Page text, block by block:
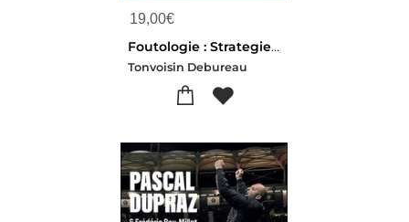
19,00€
Foutologie : Strategie De Survie Pour Preserver Son Energie
Tonvoisin Debureau